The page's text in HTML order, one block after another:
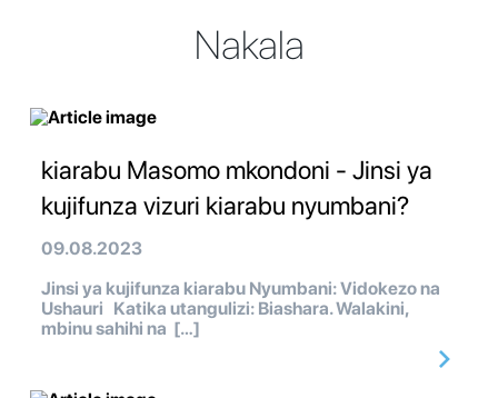
Nakala
kiarabu Masomo mkondoni - Jinsi ya
kujifunza vizuri kiarabu nyumbani?
09.08.2023
Jinsi ya kujifunza kiarabu Nyumbani: Vidokezo na
Ushauri Katika utangulizi: Biashara. Walakini,
mbinu sahihi na […]